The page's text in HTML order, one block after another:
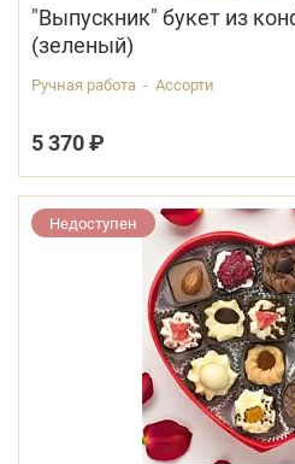
"Выпускник" букет из
(зеленый)
Ручная работа - Ассорти
5 370 ₽
Недоступен